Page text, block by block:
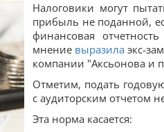
Налоговики могут
прибыль не поданной,
финансовая
мнение выразила экс-
компании "Аксьонова и
Отметим, подать
с аудиторским отчетом
Эта норма касается: